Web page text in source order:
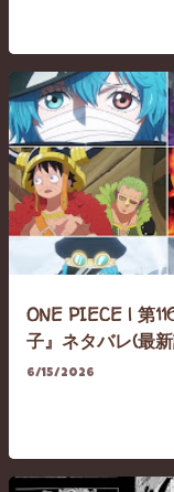
ONE PIECE | 第
子』ネタバレ(最
6/15/2026